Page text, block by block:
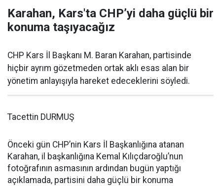
Karahan, Kars'ta CHP’yi daha güçlü bir
konuma taşıyacağız
CHP Kars İl Başkanı M. Baran Karahan, partisinde
hiçbir ayrım gözetmeden ortak aklı esas alan bir
yönetim anlayışıyla hareket edeceklerini söyledi.
Tacettin DURMUŞ
Önceki gün CHP’nin Kars İl Başkanlığına atanan
Karahan, il başkanlığına Kemal Kılıçdaroğlu’nun
fotoğrafının asmasının ardından bugün yaptığı
açıklamada, partisini daha güçlü bir konuma